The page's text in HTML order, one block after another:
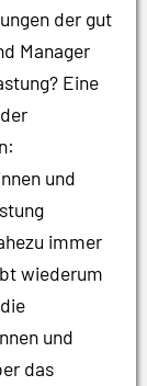
der gut
Manager
Eine
und
immer
wiederum
und
das